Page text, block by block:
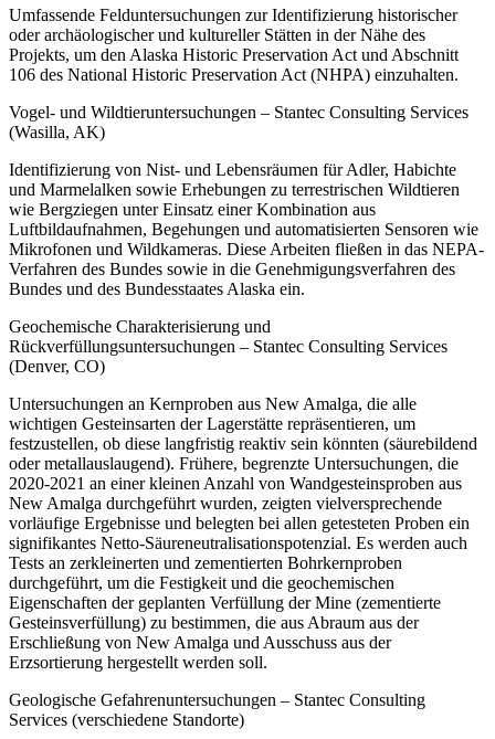
Umfassende Felduntersuchungen zur Identifizierung historischer
oder archäologischer und kultureller Stätten in der Nähe des
Projekts, um den Alaska Historic Preservation Act und Abschnitt
106 des National Historic Preservation Act (NHPA) einzuhalten.
Vogel- und Wildtieruntersuchungen – Stantec Consulting Services
(Wasilla, AK)
Identifizierung von Nist- und Lebensräumen für Adler, Habichte
und Marmelalken sowie Erhebungen zu terrestrischen Wildtieren
wie Bergziegen unter Einsatz einer Kombination aus
Luftbildaufnahmen, Begehungen und automatisierten Sensoren wie
Mikrofonen und Wildkameras. Diese Arbeiten fließen in das NEPA-
Verfahren des Bundes sowie in die Genehmigungsverfahren des
Bundes und des Bundesstaates Alaska ein.
Geochemische Charakterisierung und
Rückverfüllungsuntersuchungen – Stantec Consulting Services
(Denver, CO)
Untersuchungen an Kernproben aus New Amalga, die alle
wichtigen Gesteinsarten der Lagerstätte repräsentieren, um
festzustellen, ob diese langfristig reaktiv sein könnten (säurebildend
oder metallauslaugend). Frühere, begrenzte Untersuchungen, die
2020-2021 an einer kleinen Anzahl von Wandgesteinsproben aus
New Amalga durchgeführt wurden, zeigten vielversprechende
vorläufige Ergebnisse und belegten bei allen getesteten Proben ein
signifikantes Netto-Säureneutralisationspotenzial. Es werden auch
Tests an zerkleinerten und zementierten Bohrkernproben
durchgeführt, um die Festigkeit und die geochemischen
Eigenschaften der geplanten Verfüllung der Mine (zementierte
Gesteinsverfüllung) zu bestimmen, die aus Abraum aus der
Erschließung von New Amalga und Ausschuss aus der
Erzsortierung hergestellt werden soll.
Geologische Gefahrenuntersuchungen – Stantec Consulting
Services (verschiedene Standorte)